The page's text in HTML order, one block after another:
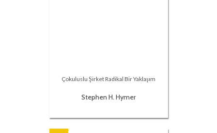
Çokuluslu Şirket Radikal Bir Yaklaşım
Stephen H. Hymer